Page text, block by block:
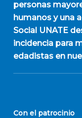
personas
humanos y una
Social UNATE
incidencia para
edadistas en
Con el patrocinio